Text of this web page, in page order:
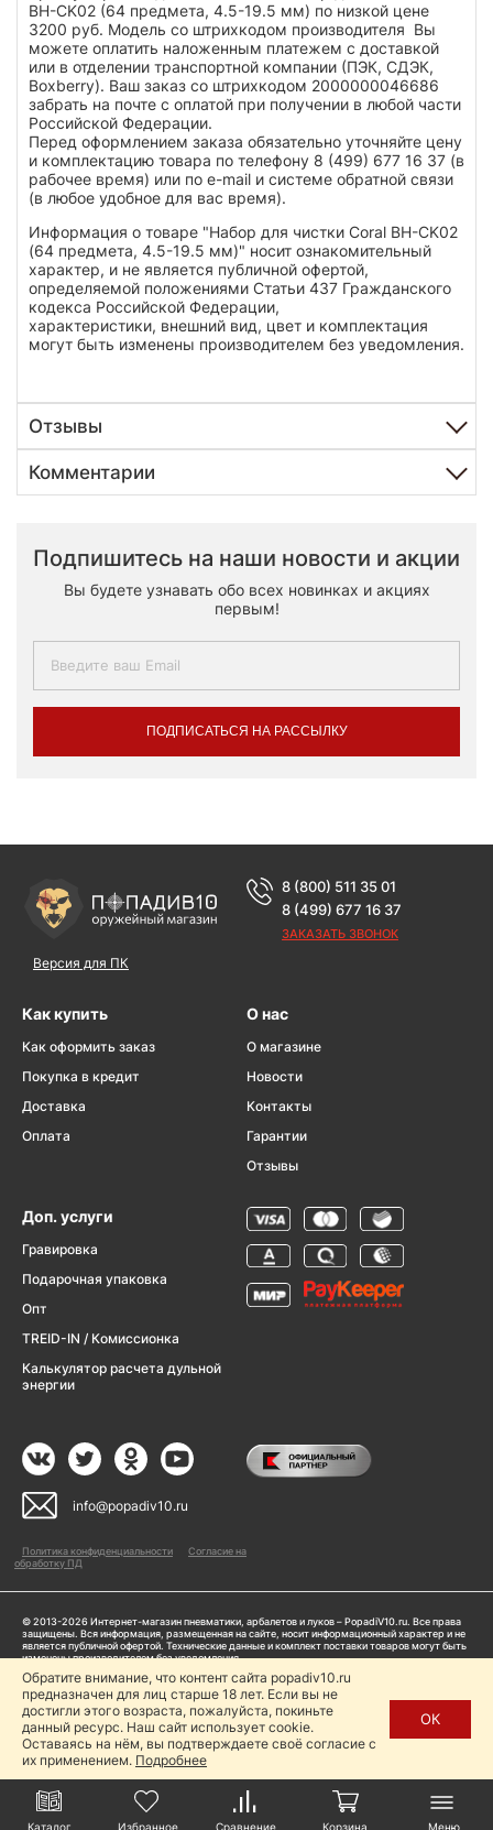
BH-CK02 (64 предмета, 4.5-19.5 мм) по низкой цене
3200 руб. Модель со штрихкодом производителя Вы
можете оплатить наложенным платежем с доставкой
или в отделении транспортной компании (ПЭК, СДЭК,
Boxberry). Ваш заказ со штрихкодом 2000000046686
забрать на почте с оплатой при получении в любой части
Российской Федерации.
Перед оформлением заказа обязательно уточняйте цену
и комплектацию товара по телефону 8 (499) 677 16 37 (в
рабочее время) или по e-mail и системе обратной связи
(в любое удобное для вас время).
Информация о товаре "Набор для чистки Coral BH-CK02
(64 предмета, 4.5-19.5 мм)" носит ознакомительный
характер, и не является публичной офертой,
определяемой положениями Статьи 437 Гражданского
кодекса Российской Федерации,
характеристики, внешний вид, цвет и комплектация
могут быть изменены производителем без уведомления.
Отзывы
Комментарии
Подпишитесь на наши новости и акции
Вы будете узнавать обо всех новинках и акциях
первым!
ПОДПИСАТЬСЯ НА РАССЫЛКУ
Версия для ПК
8 (800) 511 35 01
8 (499) 677 16 37
ЗАКАЗАТЬ ЗВОНОК
Как купить
Как оформить заказ
Покупка в кредит
Доставка
Оплата
О нас
О магазине
Новости
Контакты
Гарантии
Отзывы
Доп. услуги
Гравировка
Подарочная упаковка
Опт
TREID-IN / Комиссионка
Калькулятор расчета дульной
энергии
info@popadiv10.ru
Политика конфиденциальности
Согласие на
обработку ПД
© 2013-2026 Интернет-магазин пневматики, арбалетов и луков – PopadiV10.ru. Все права
защищены. Вся информация, размещенная на сайте, носит информационный характер и не
является публичной офертой. Технические данные и комплект поставки товаров могут быть
изменены производителем без уведомления
Пользуясь сайтом Popadiv10.ru, пользователь автоматически соглашается с условиями,
прописанными в
Политике конфиденциальности
Копирование любой информации (тексты, фото, видео и др.) с сайта Popadiv10 запрещено,
за исключением наличия письменного согласия администрации сайта Popadiv10.
Каталог Избранное Сравнение Корзина Меню
Обратите внимание, что контент сайта popadiv10.ru
предназначен для лиц старше 18 лет. Если вы не
достигли этого возраста, пожалуйста, покиньте
данный ресурс. Наш сайт использует cookie.
Оставаясь на нём, вы подтверждаете своё согласие с
их применением. Подробнее
ОК